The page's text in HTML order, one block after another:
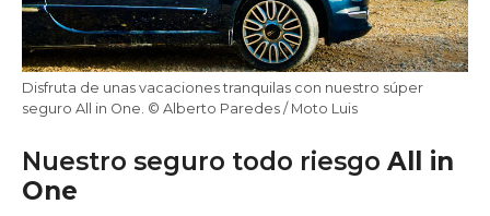
Disfruta de unas vacaciones tranquilas con nuestro súper
seguro All in One. © Alberto Paredes / Moto Luis
Nuestro seguro todo riesgo All in
One